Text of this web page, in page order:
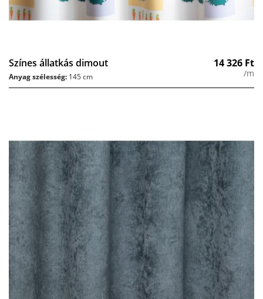
Színes állatkás dimout 14 326 Ft
/m
Anyag szélesség: 145 cm